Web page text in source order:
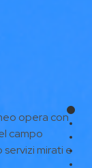
opera con
campo
mirati e